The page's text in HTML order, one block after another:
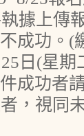
據上傳
成功。(
25日(星
成功者
，視同